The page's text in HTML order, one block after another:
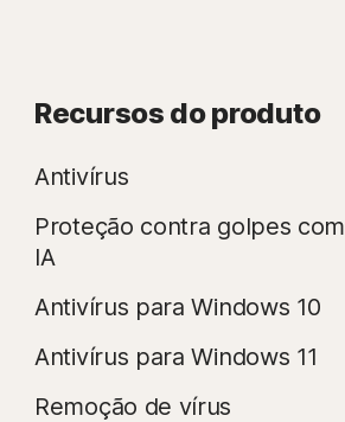
Recursos do produto
Antivírus
Proteção contra golpes com
IA
Antivírus para Windows 10
Antivírus para Windows 11
Remoção de vírus